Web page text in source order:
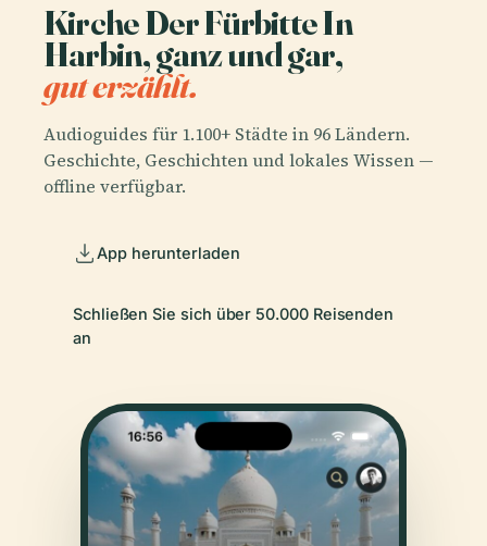
Kirche Der Fürbitte In
Harbin, ganz und gar,
gut erzählt.
Audioguides für 1.100+ Städte in 96 Ländern.
Geschichte, Geschichten und lokales Wissen —
offline verfügbar.
App herunterladen
Schließen Sie sich über 50.000 Reisenden
an